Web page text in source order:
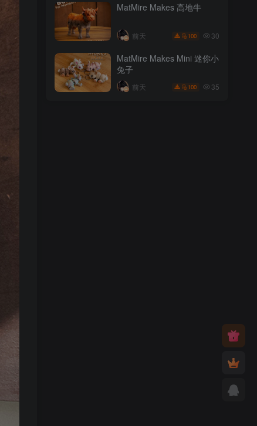
MatMire Makes 高地牛
前天 100 30
MatMire Makes Mini 迷你小
兔子
前天 100 35
黑帮》都市风格
魔（Taz）——《浴血黑
帮》